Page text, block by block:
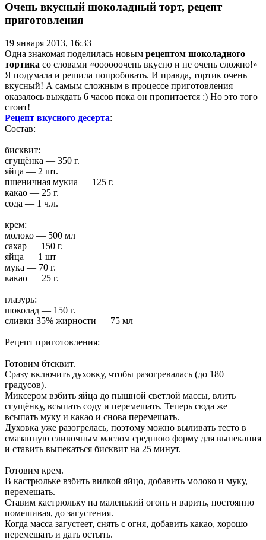
Очень вкусный шоколадный торт, рецепт
приготовления
19 января 2013, 16:33
Одна знакомая поделилась новым рецептом шоколадного
тортика со словами «оооооочень вкусно и не очень сложно!»
Я подумала и решила попробовать. И правда, тортик очень
вкусный! А самым сложным в процессе приготовления
оказалось выждать 6 часов пока он пропитается :) Но это того
стоит!
Рецепт вкусного десерта:
Состав:
бисквит:
сгущёнка — 350 г.
яйца — 2 шт.
пшеничная мукиа — 125 г.
какао — 25 г.
сода — 1 ч.л.
крем:
молоко — 500 мл
сахар — 150 г.
яйца — 1 шт
мука — 70 г.
какао — 25 г.
глазурь:
шоколад — 150 г.
сливки 35% жирности — 75 мл
Рецепт приготовления:
Готовим бтсквит.
Сразу включить духовку, чтобы разогревалась (до 180
градусов).
Миксером взбить яйца до пышной светлой массы, влить
сгущёнку, всыпать соду и перемешать. Теперь сюда же
всыпать муку и какао и снова перемешать.
Духовка уже разогрелась, поэтому можно выливать тесто в
смазанную сливочным маслом среднюю форму для выпекания
и ставить выпекаться бисквит на 25 минут.
Готовим крем.
В кастрюльке взбить вилкой яйцо, добавить молоко и муку,
перемешать.
Ставим кастрюльку на маленький огонь и варить, постоянно
помешивая, до загустения.
Когда масса загустеет, снять с огня, добавить какао, хорошо
перемешать и дать остыть.